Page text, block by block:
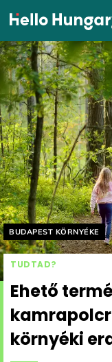
Ugrás a
Helyszín címkék:
BUDAPEST KÖRNYÉKE
TUDTAD?
Ehető
környéki